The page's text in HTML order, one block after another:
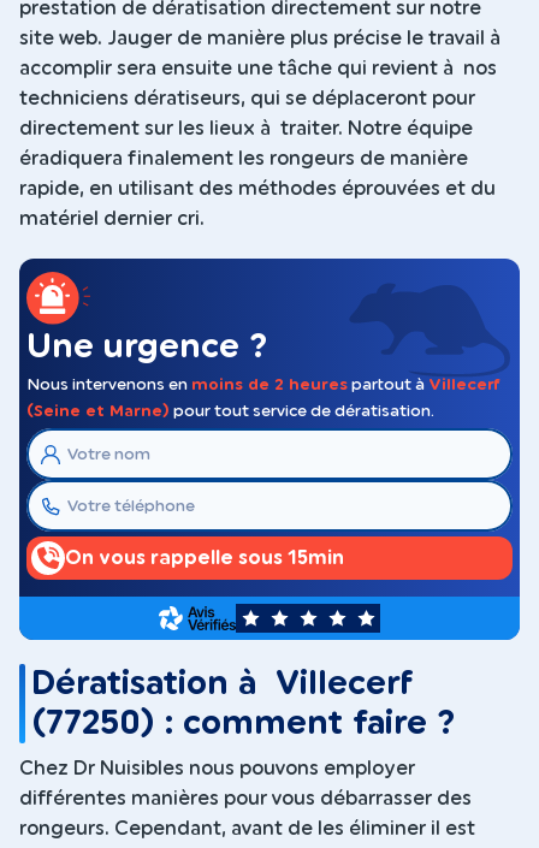
prestation de dératisation directement sur notre
site web. Jauger de manière plus précise le travail à
accomplir sera ensuite une tâche qui revient à nos
techniciens dératiseurs, qui se déplaceront pour
directement sur les lieux à traiter. Notre équipe
éradiquera finalement les rongeurs de manière
rapide, en utilisant des méthodes éprouvées et du
matériel dernier cri.
Une urgence ?
Nous intervenons en moins de 2 heures partout à Villecerf
(Seine et Marne) pour tout service de dératisation.
On vous rappelle sous 15min
5
Dératisation à Villecerf
(77250) : comment faire ?
Chez Dr Nuisibles nous pouvons employer
différentes manières pour vous débarrasser des
rongeurs. Cependant, avant de les éliminer il est